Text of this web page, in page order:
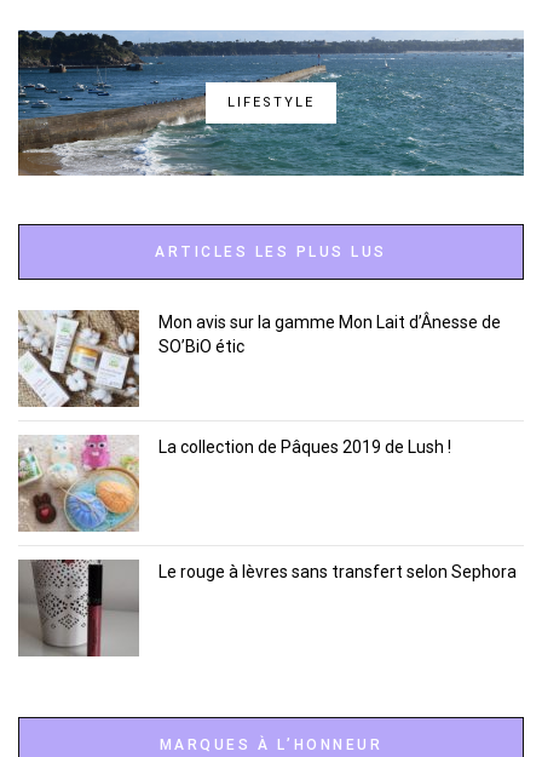
LIFESTYLE
ARTICLES LES PLUS LUS
Mon avis sur la gamme Mon Lait d’Ânesse de
SO’BiO étic
La collection de Pâques 2019 de Lush !
Le rouge à lèvres sans transfert selon Sephora
MARQUES À L’HONNEUR